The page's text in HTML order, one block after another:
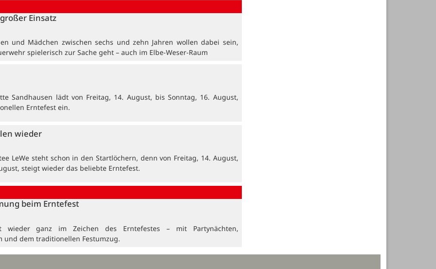
Einsatz
und Mädchen zwischen sechs und zehn Jahren wollen dabei sein,
spielerisch zur Sache geht – auch im Elbe-Weser-Raum
Sandhausen lädt von Freitag, 14. August, bis Sonntag, 16. August,
Erntefest ein.
wieder
LeWe steht schon in den Startlöchern, denn von Freitag, 14. August,
steigt wieder das beliebte Erntefest.
beim Erntefest
wieder ganz im Zeichen des Erntefestes – mit Partynächten,
und dem traditionellen Festumzug.